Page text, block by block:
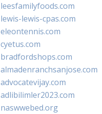
leesfamilyfoods.com
lewis-lewis-cpas.com
eleontennis.com
cyetus.com
bradfordshops.com
almadenranchsanjose.com
advocatevijay.com
adlibilimler2023.com
naswwebed.org